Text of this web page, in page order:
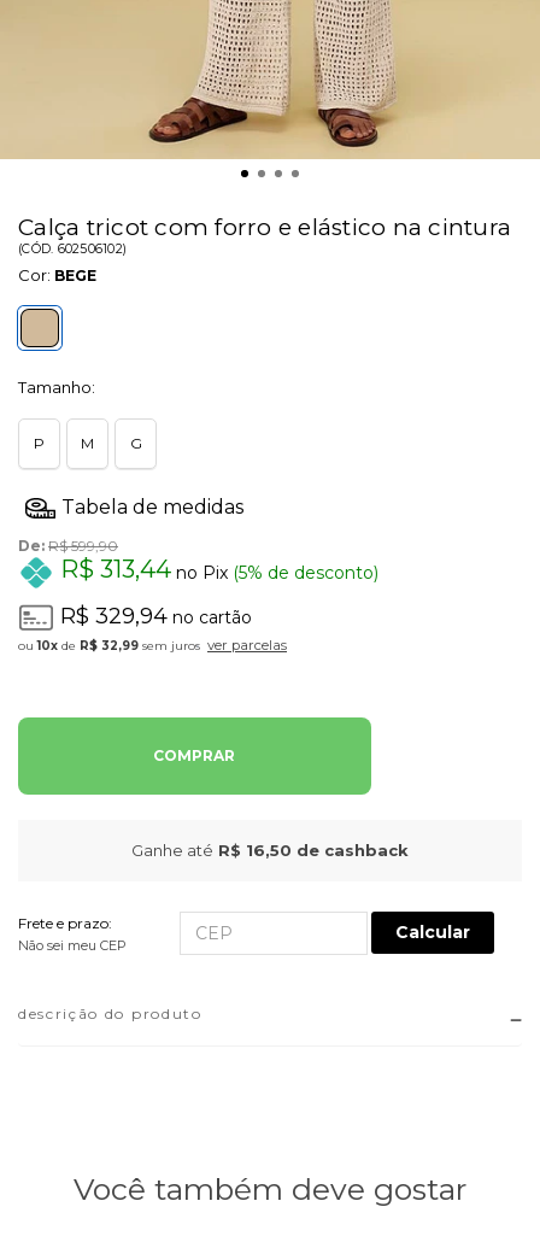
Calça tricot com forro e elástico na cintura
(CÓD. 602506102)
Cor: BEGE
Tamanho:
P M G
De: R$ 599,90
R$ 313,44 no Pix (5% de desconto)
R$ 329,94 no cartão
10x de R$ 32,99 sem juros ver parcelas
COMPRAR
Ganhe até R$ 16,50 de cashback
Frete e prazo:
Não sei meu CEP
Calcular
descrição do produto
Você também deve gostar